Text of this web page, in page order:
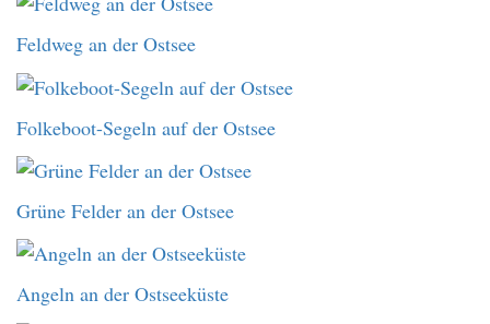
Feldweg an der Ostsee
Folkeboot-Segeln auf der Ostsee
Grüne Felder an der Ostsee
Angeln an der Ostseeküste